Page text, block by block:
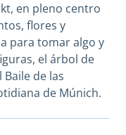
en pleno centro
flores y
para tomar algo y
el árbol de
de las
de Múnich.